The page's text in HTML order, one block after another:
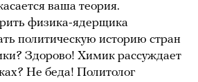
ваша теория.
физика-ядерщика
политическую историю стран
Здорово! Химик рассуждает
Не беда! Политолог